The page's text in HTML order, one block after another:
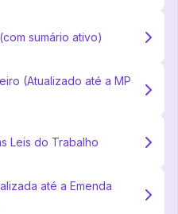
sumário ativo)
(Atualizado até a MP
Leis do Trabalho
até a Emenda